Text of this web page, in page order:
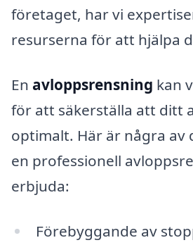
företaget, har vi
resurserna för att hjälpa
En avloppsrensning kan
för att säkerställa att ditt
optimalt. Här är några av
en professionell
erbjuda:
Förebyggande av